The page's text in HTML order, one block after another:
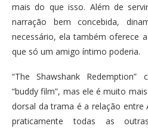
mais do que isso. Além de
narração bem concebida,
necessário, ela também oferece
que só um amigo íntimo poderia.
“The Shawshank
“buddy film”, mas ele é muito
dorsal da trama é a relação entre
praticamente todas as